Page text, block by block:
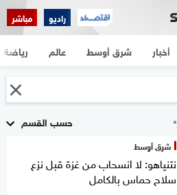
راديو مباشر
أخبار شرق أوسط عالم رياضة
حسب القسم
شرق أوسط
نتنياهو: لا انسحاب من غزة قبل نزع
سلاح حماس بالكامل